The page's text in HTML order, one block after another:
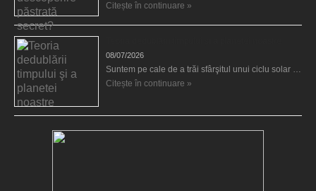
Citește în continuare »
08/07/2026
Suntem pe cale de a trăi sfârşitul unui ciclu solar …
Citește în continuare »